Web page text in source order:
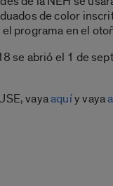
de color
programa en el
se abrió el 1 de
vayaaquíy vaya